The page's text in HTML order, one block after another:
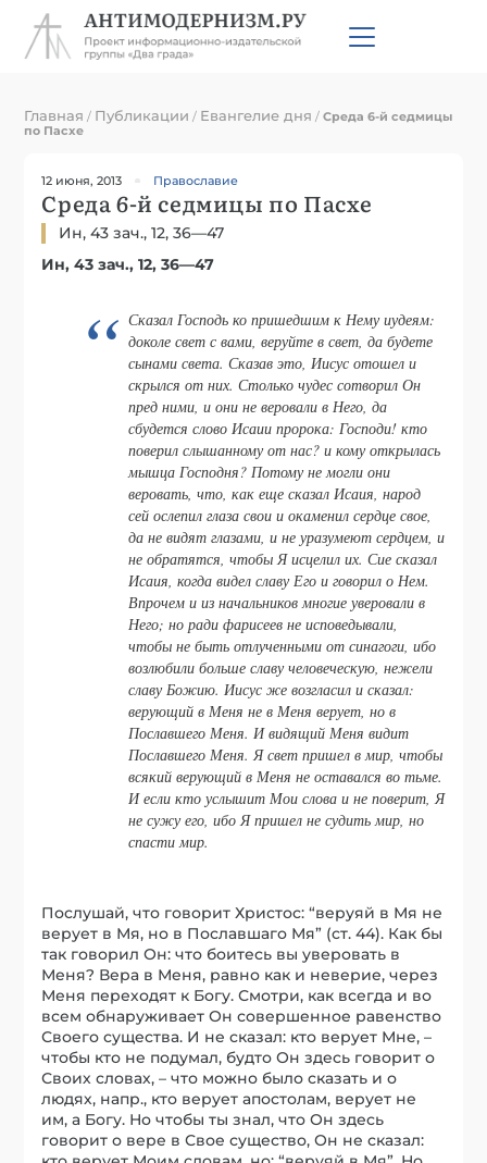
Главная / Публикации / Евангелие дня /Среда 6-й седмицы
по Пасхе
12 июня, 2013 Православие
Среда 6-й седмицы по Пасхе
Ин, 43 зач., 12, 36—47
Ин, 43 зач., 12, 36—47
Сказал Господь ко пришедшим к Нему иудеям:
доколе свет с вами, веруйте в свет, да будете
сынами света. Сказав это, Иисус отошел и
скрылся от них. Столько чудес сотворил Он
пред ними, и они не веровали в Него, да
сбудется слово Исаии пророка: Господи! кто
поверил слышанному от нас? и кому открылась
мышца Господня? Потому не могли они
веровать, что, как еще сказал Исаия, народ
сей ослепил глаза свои и окаменил сердце свое,
да не видят глазами, и не уразумеют сердцем, и
не обратятся, чтобы Я исцелил их. Сие сказал
Исаия, когда видел славу Его и говорил о Нем.
Впрочем и из начальников многие уверовали в
Него; но ради фарисеев не исповедывали,
чтобы не быть отлученными от синагоги, ибо
возлюбили больше славу человеческую, нежели
славу Божию. Иисус же возгласил и сказал:
верующий в Меня не в Меня верует, но в
Пославшего Меня. И видящий Меня видит
Пославшего Меня. Я свет пришел в мир, чтобы
всякий верующий в Меня не оставался во тьме.
И если кто услышит Мои слова и не поверит, Я
не сужу его, ибо Я пришел не судить мир, но
спасти мир.
Послушай, что говорит Христос: “веруяй в Мя не
верует в Мя, но в Пославшаго Мя” (ст. 44). Как бы
так говорил Он: что боитесь вы уверовать в
Меня? Вера в Меня, равно как и неверие, через
Меня переходят к Богу. Смотри, как всегда и во
всем обнаруживает Он совершенное равенство
Своего существа. И не сказал: кто верует Мне, –
чтобы кто не подумал, будто Он здесь говорит о
Своих словах, – что можно было сказать и о
людях, напр., кто верует апостолам, верует не
им, а Богу. Но чтобы ты знал, что Он здесь
говорит о вере в Свое существо, Он не сказал: